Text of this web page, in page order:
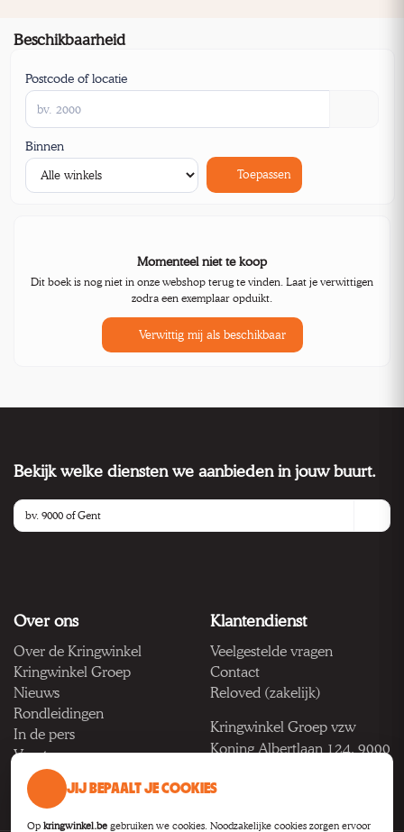
Beschikbaarheid
Postcode of locatie
Binnen
Toepassen
Momenteel niet te koop
Dit boek is nog niet in onze webshop terug te vinden. Laat je verwittigen
zodra een exemplaar opduikt.
Verwittig mij als beschikbaar
Bekijk welke diensten we aanbieden in jouw buurt.
Over ons
Over de Kringwinkel
Kringwinkel Groep
Nieuws
Rondleidingen
In de pers
Vacatures
Klantendienst
Veelgestelde vragen
Contact
Reloved (zakelijk)
Kringwinkel Groep vzw
Koning Albertlaan 124, 9000
BTW BE 1033.922.208
JIJ BEPAALT JE COOKIES
Op kringwinkel.be gebruiken we cookies. Noodzakelijke cookies zorgen ervoor